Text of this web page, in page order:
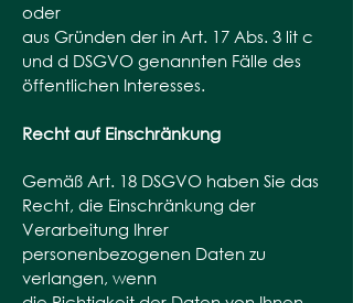
oder
aus Gründen der in Art. 17 Abs. 3 lit c
und d DSGVO genannten Fälle des
öffentlichen Interesses.
Recht auf Einschränkung
Gemäß Art. 18 DSGVO haben Sie das
Recht, die Einschränkung der
Verarbeitung Ihrer
personenbezogenen Daten zu
verlangen, wenn